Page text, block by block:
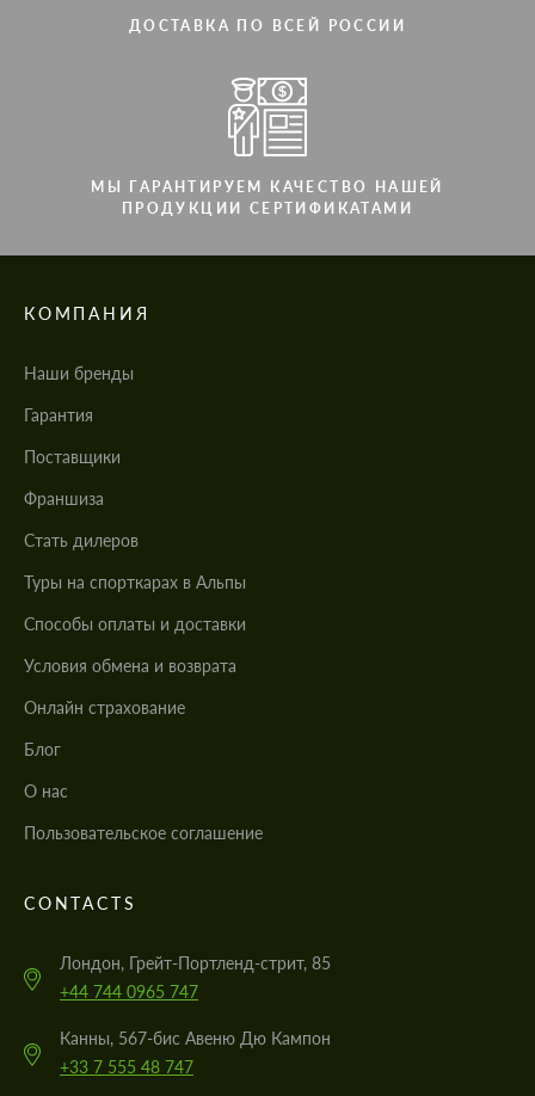
ДОСТАВКА ПО ВСЕЙ РОССИИ
МЫ ГАРАНТИРУЕМ КАЧЕСТВО НАШЕЙ
ПРОДУКЦИИ СЕРТИФИКАТАМИ
КОМПАНИЯ
Наши бренды
Гарантия
Поставщики
Франшиза
Стать дилеров
Туры на спорткарах в Альпы
Cпособы оплаты и доставки
Условия обмена и возврата
Онлайн страхование
Блог
О нас
Пользовательское соглашение
CONTACTS
Лондон, Грейт-Портленд-стрит, 85
+44 744 0965 747
Канны, 567-бис Авеню Дю Кампон
+33 7 555 48 747